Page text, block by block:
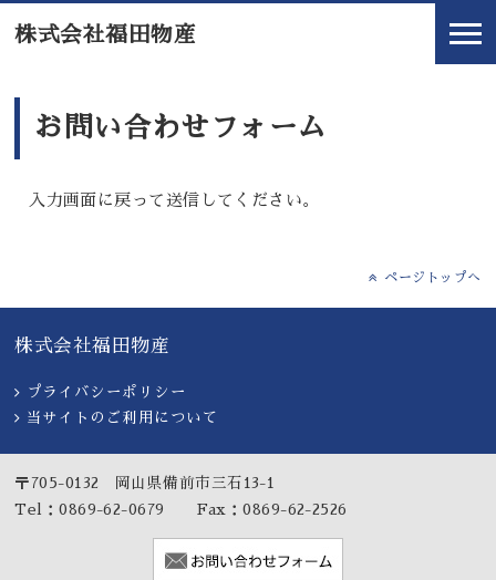
株式会社福田物産
お問い合わせフォーム
入力画面に戻って送信してください。
ページトップへ
株式会社福田物産
プライバシーポリシー
当サイトのご利用について
〒705-0132 岡山県備前市三石13-1
Tel：0869-62-0679 Fax：0869-62-2526